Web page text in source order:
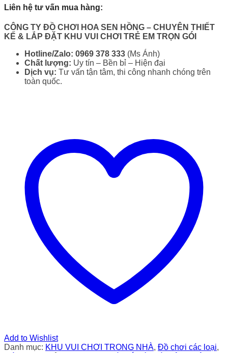
Liên hệ tư vấn mua hàng:
CÔNG TY ĐỒ CHƠI HOA SEN HỒNG – CHUYÊN THIẾT
KẾ & LẮP ĐẶT KHU VUI CHƠI TRẺ EM TRỌN GÓI
Hotline/Zalo: 0969 378 333 (Ms Ánh)
Chất lượng: Uy tín – Bền bỉ – Hiện đại
Dịch vụ: Tư vấn tận tâm, thi công nhanh chóng trên
toàn quốc.
Add to Wishlist
Danh mục: KHU VUI CHƠI TRONG NHÀ, Đồ chơi các loại,